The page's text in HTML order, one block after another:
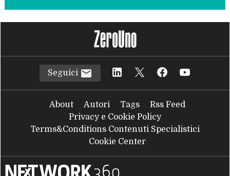
Seguici
About Autori Tags
Rss Feed
Privacy e Cookie Policy
Terms&Conditions Contenuti Specialistici
Cookie Center